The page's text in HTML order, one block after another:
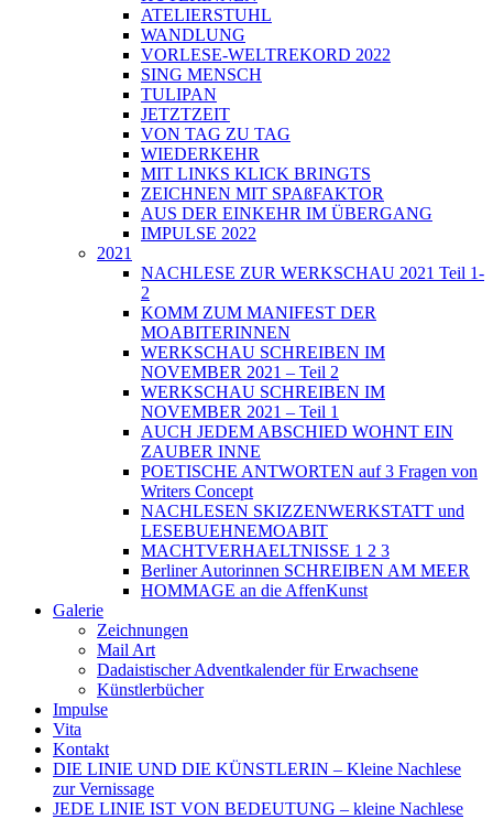
ATELIERSTUHL
WANDLUNG
VORLESE-WELTREKORD 2022
SING MENSCH
TULIPAN
JETZTZEIT
VON TAG ZU TAG
WIEDERKEHR
MIT LINKS KLICK BRINGTS
ZEICHNEN MIT SPAßFAKTOR
AUS DER EINKEHR IM ÜBERGANG
IMPULSE 2022
2021
NACHLESE ZUR WERKSCHAU 2021 Teil 1-
2
KOMM ZUM MANIFEST DER
MOABITERINNEN
WERKSCHAU SCHREIBEN IM
NOVEMBER 2021 – Teil 2
WERKSCHAU SCHREIBEN IM
NOVEMBER 2021 – Teil 1
AUCH JEDEM ABSCHIED WOHNT EIN
ZAUBER INNE
POETISCHE ANTWORTEN auf 3 Fragen von
Writers Concept
NACHLESEN SKIZZENWERKSTATT und
LESEBUEHNEMOABIT
MACHTVERHAELTNISSE 1 2 3
Berliner Autorinnen SCHREIBEN AM MEER
HOMMAGE an die AffenKunst
Galerie
Zeichnungen
Mail Art
Dadaistischer Adventkalender für Erwachsene
Künstlerbücher
Impulse
Vita
Kontakt
DIE LINIE UND DIE KÜNSTLERIN – Kleine Nachlese
zur Vernissage
JEDE LINIE IST VON BEDEUTUNG – kleine Nachlese